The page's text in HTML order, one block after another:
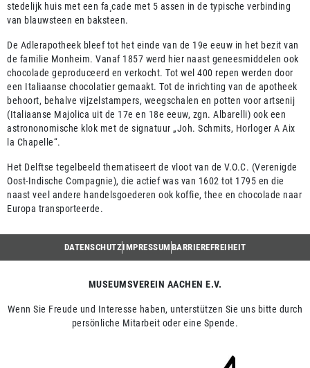
stedelijk huis met een fa¸cade met 5 assen in de typische verbinding
van blauwsteen en baksteen.
De Adlerapotheek bleef tot het einde van de 19e eeuw in het bezit van
de familie Monheim. Vanaf 1857 werd hier naast geneesmiddelen ook
chocolade geproduceerd en verkocht. Tot wel 400 repen werden door
een Italiaanse chocolatier gemaakt. Tot de inrichting van de apotheek
behoort, behalve vijzelstampers, weegschalen en potten voor artsenij
(Italiaanse Majolica uit de 17e en 18e eeuw, zgn. Albarelli) ook een
astrononomische klok met de signatuur „Joh. Schmits, Horloger A Aix
la Chapelle“.
Het Delftse tegelbeeld thematiseert de vloot van de V.O.C. (Verenigde
Oost-Indische Compagnie), die actief was van 1602 tot 1795 en die
naast veel andere handelsgoederen ook koffie, thee en chocolade naar
Europa transporteerde.
DATENSCHUTZIMPRESSUM BARRIEREFREIHEIT
MUSEUMSVEREIN AACHEN E.V.
Wenn Sie Freude und Interesse haben, unterstützen Sie uns bitte durch
persönliche Mitarbeit oder eine Spende.